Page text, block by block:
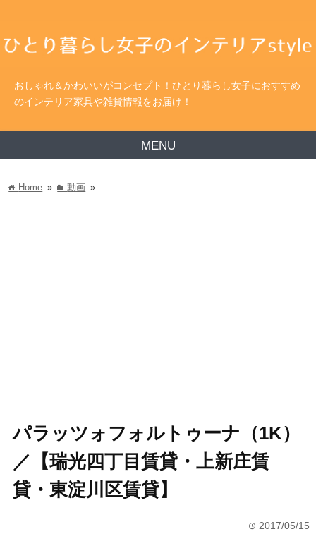
おしゃれ＆かわいいがコンセプト！ひとり暮らし女子におすすめ
のインテリア家具や雑貨情報をお届け！
MENU
home Home » folder動画 »
パラッツォフォルトゥーナ（1K）
／【瑞光四丁目賃貸・上新庄賃
貸・東淀川区賃貸】
time 2017/05/15